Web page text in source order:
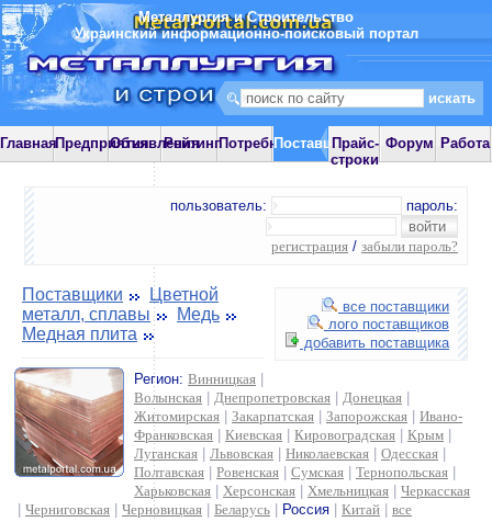
Металлургия и Строительство
Украинский информационно-поисковый портал
ГлавнаяПредприятияОбъявления
РейтингПотребностиПоставщики
Прайс-
строки
Форум Работа
пользователь: пароль:
регистрация / забыли пароль?
все поставщики
лого поставщиков
добавить поставщика
Поставщики
Цветной
металл, сплавы
Медь
Медная плита
Регион: Винницкая
Волынская
Днепропетровская Донецкая
Житомирская
Закарпатская Запорожская
Ивано-
Франковская
Киевская Кировоградская Крым
Луганская
Львовская Николаевская Одесская
Полтавская
Ровенская Сумская Тернопольская
Харьковская
Херсонская Хмельницкая
Черкасская
Черниговская Черновицкая Беларусь Россия Китай все